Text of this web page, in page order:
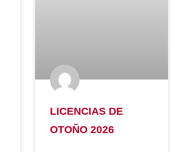
LICENCIAS DE
OTOÑO 2026